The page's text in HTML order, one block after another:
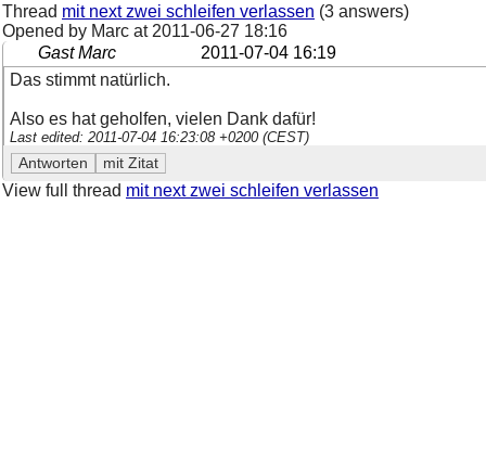
Thread mit next zwei schleifen verlassen (3 answers)
Opened by Marc at 2011-06-27 18:16
Gast Marc
2011-07-04 16:19
Das stimmt natürlich.
Also es hat geholfen, vielen Dank dafür!
Last edited: 2011-07-04 16:23:08 +0200 (CEST)
View full thread mit next zwei schleifen verlassen